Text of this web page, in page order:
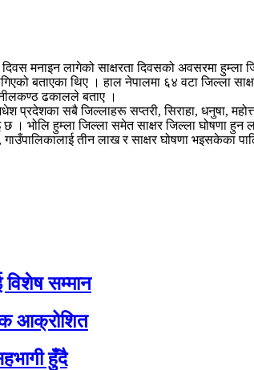
मनाइन लागेको साक्षरता दिवसको अवसरमा हुम्ला
बताएका थिए । हाल नेपालमा ६४ वटा जिल्ला
नीलकण्ठ ढकालले बताए ।
सबै जिल्लाहरू सप्तरी, सिराहा, धनुषा,
भोलि हुम्ला जिल्ला समेत साक्षर जिल्ला घोषणा हुन
तीन लाख र साक्षर घोषणा
सम्मान
आक्रोशित
हुँदै